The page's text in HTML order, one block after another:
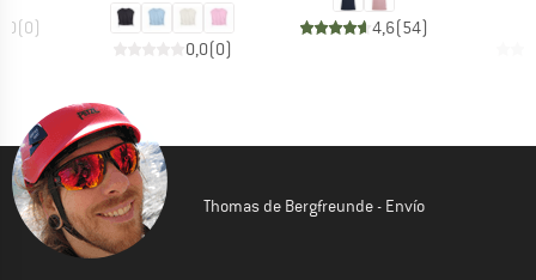
(0)
0,0(0)
4,6(54)
Thomas de Bergfreunde - Envío